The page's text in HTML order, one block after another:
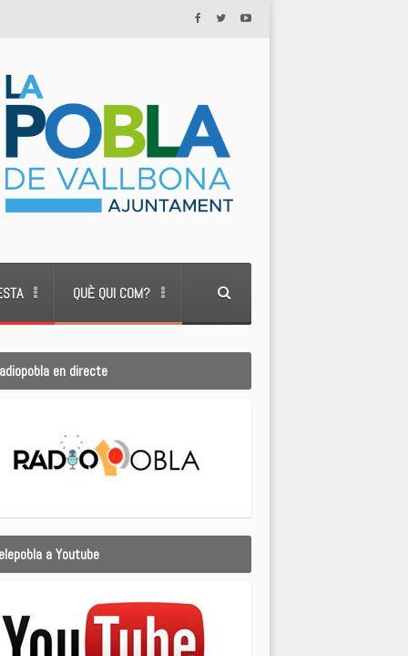
QUÈ QUI COM?
en directe
a Youtube